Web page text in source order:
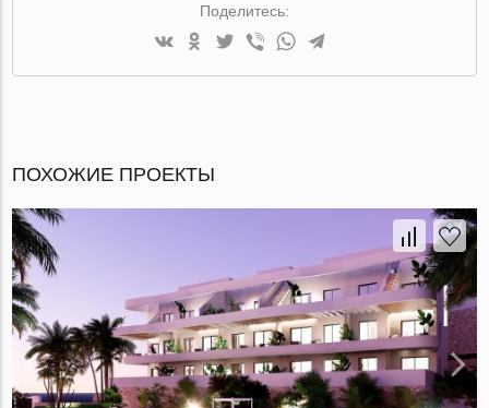
Поделитесь:
ПОХОЖИЕ ПРОЕКТЫ